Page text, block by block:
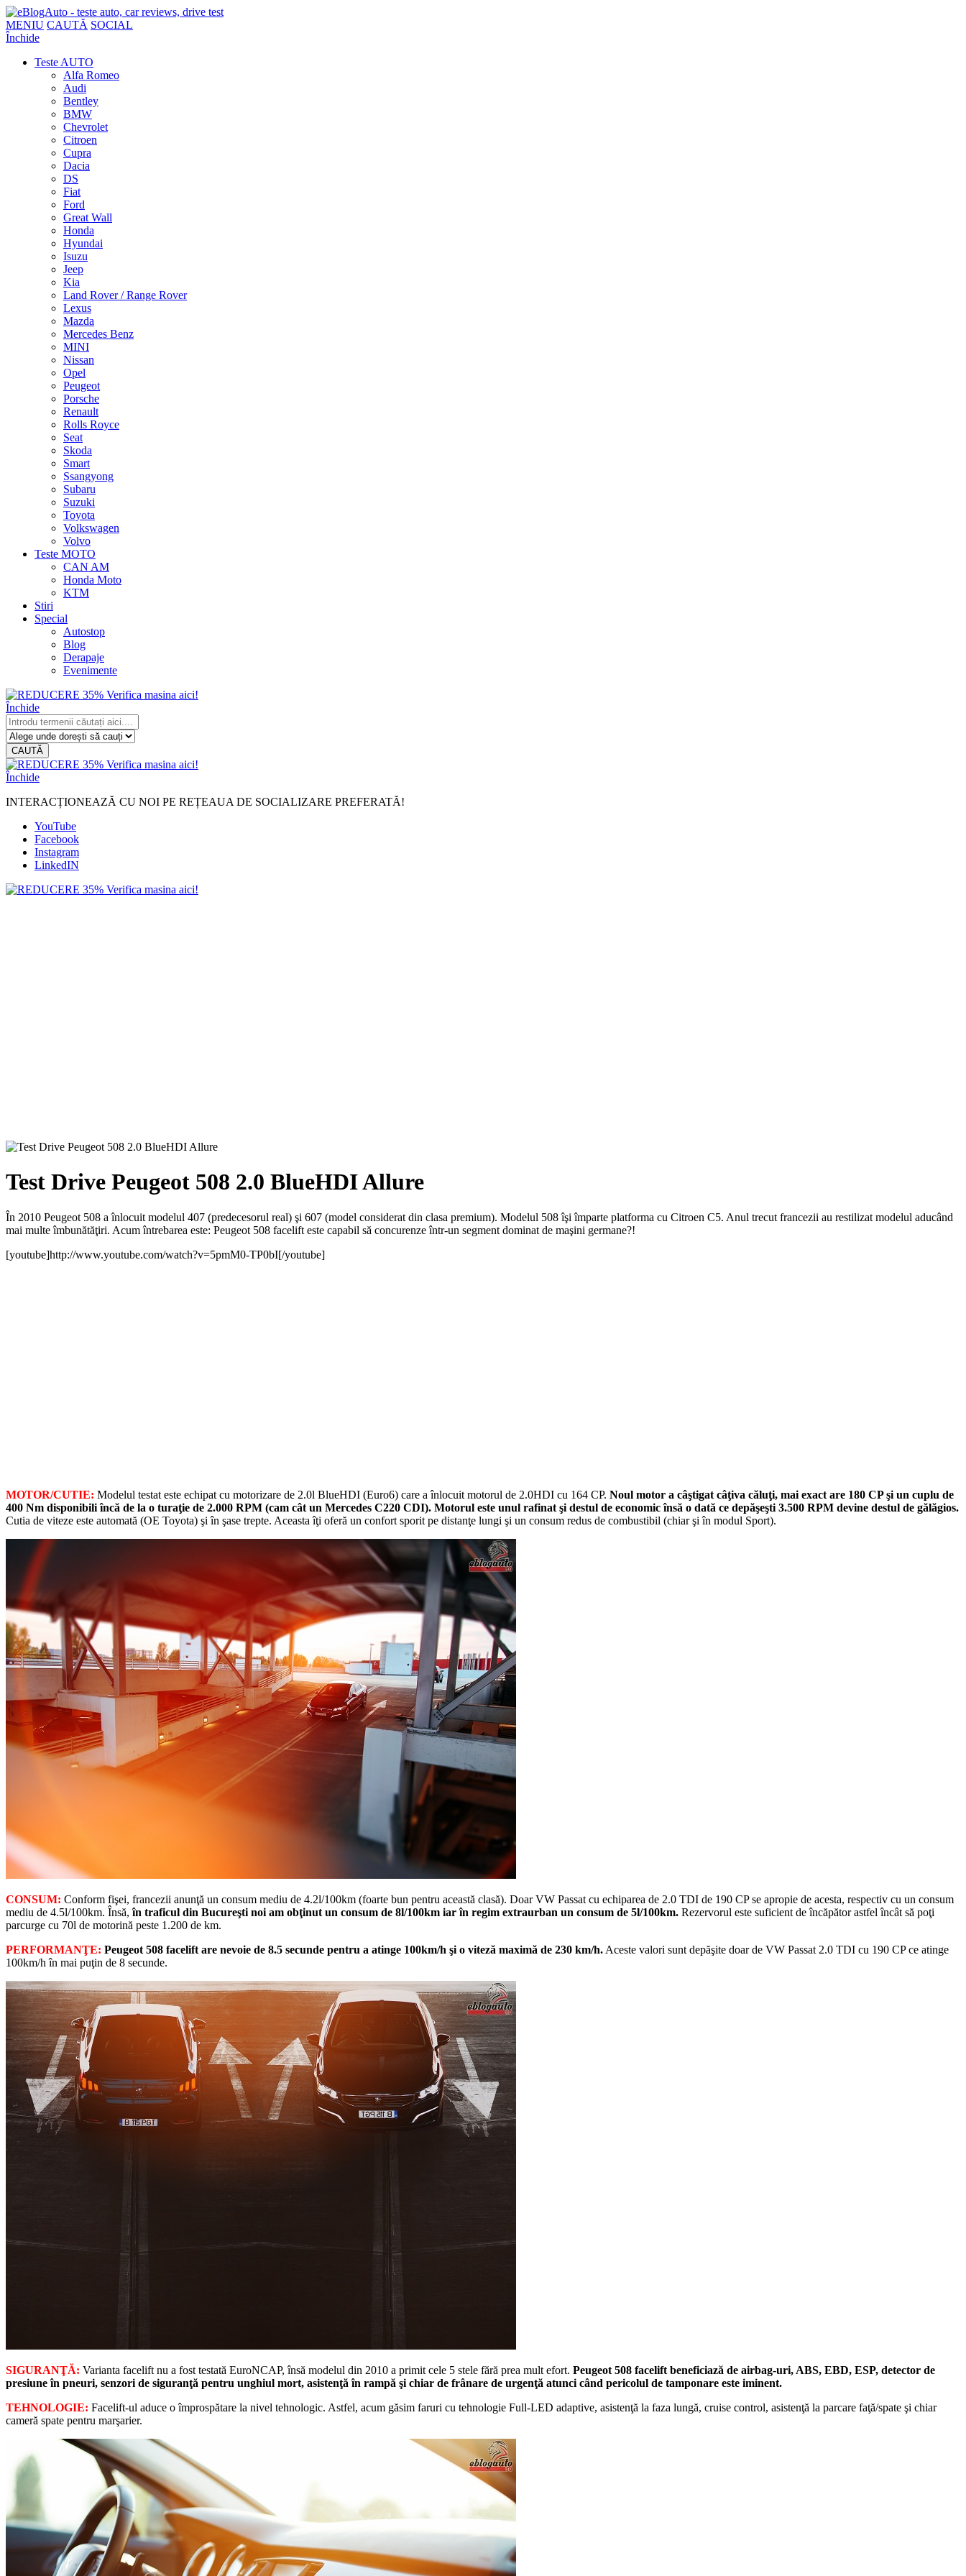
MENIU CAUTĂ SOCIAL
Închide
Teste AUTO
Alfa Romeo
Audi
Bentley
BMW
Chevrolet
Citroen
Cupra
Dacia
DS
Fiat
Ford
Great Wall
Honda
Hyundai
Isuzu
Jeep
Kia
Land Rover / Range Rover
Lexus
Mazda
Mercedes Benz
MINI
Nissan
Opel
Peugeot
Porsche
Renault
Rolls Royce
Seat
Skoda
Smart
Ssangyong
Subaru
Suzuki
Toyota
Volkswagen
Volvo
Teste MOTO
CAN AM
Honda Moto
KTM
Stiri
Special
Autostop
Blog
Derapaje
Evenimente
Închide
CAUTĂ
Închide
INTERACȚIONEAZĂ CU NOI PE REȚEAUA DE SOCIALIZARE PREFERATĂ!
YouTube
Facebook
Instagram
LinkedIN
Test Drive Peugeot 508 2.0 BlueHDI Allure
În 2010 Peugeot 508 a înlocuit modelul 407 (predecesorul real) şi 607 (model considerat din clasa premium). Modelul 508 îşi împarte platforma cu Citroen C5. Anul trecut francezii au restilizat modelul aducând
mai multe îmbunătăţiri. Acum întrebarea este: Peugeot 508 facelift este capabil să concurenze într-un segment dominat de maşini germane?!
[youtube]http://www.youtube.com/watch?v=5pmM0-TP0bI[/youtube]
MOTOR/CUTIE: Modelul testat este echipat cu motorizare de 2.0l BlueHDI (Euro6) care a înlocuit motorul de 2.0HDI cu 164 CP. Noul motor a câştigat câţiva căluţi, mai exact are 180 CP şi un cuplu de
400 Nm disponibili încă de la o turaţie de 2.000 RPM (cam cât un Mercedes C220 CDI). Motorul este unul rafinat şi destul de economic însă o dată ce depăşeşti 3.500 RPM devine destul de gălăgios.
Cutia de viteze este automată (OE Toyota) şi în şase trepte. Aceasta îţi oferă un confort sporit pe distanţe lungi şi un consum redus de combustibil (chiar şi în modul Sport).
CONSUM: Conform fişei, francezii anunţă un consum mediu de 4.2l/100km (foarte bun pentru această clasă). Doar VW Passat cu echiparea de 2.0 TDI de 190 CP se apropie de acesta, respectiv cu un consum
mediu de 4.5l/100km. Însă, în traficul din Bucureşti noi am obţinut un consum de 8l/100km iar în regim extraurban un consum de 5l/100km. Rezervorul este suficient de încăpător astfel încât să poţi
parcurge cu 70l de motorină peste 1.200 de km.
PERFORMANŢE: Peugeot 508 facelift are nevoie de 8.5 secunde pentru a atinge 100km/h şi o viteză maximă de 230 km/h. Aceste valori sunt depăşite doar de VW Passat 2.0 TDI cu 190 CP ce atinge
100km/h în mai puţin de 8 secunde.
SIGURANŢĂ: Varianta facelift nu a fost testată EuroNCAP, însă modelul din 2010 a primit cele 5 stele fără prea mult efort. Peugeot 508 facelift beneficiază de airbag-uri, ABS, EBD, ESP, detector de
presiune în pneuri, senzori de siguranţă pentru unghiul mort, asistenţă în rampă şi chiar de frânare de urgenţă atunci când pericolul de tamponare este iminent.
TEHNOLOGIE: Facelift-ul aduce o împrospătare la nivel tehnologic. Astfel, acum găsim faruri cu tehnologie Full-LED adaptive, asistenţă la faza lungă, cruise control, asistenţă la parcare faţă/spate şi chiar
cameră spate pentru marşarier.